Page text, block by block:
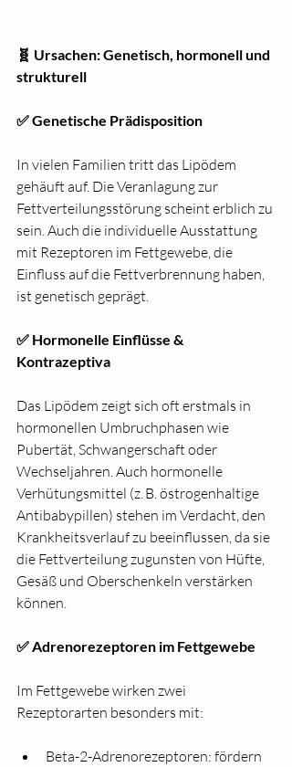
🧬 Ursachen: Genetisch, hormonell und
strukturell
✅ Genetische Prädisposition
In vielen Familien tritt das Lipödem
gehäuft auf. Die Veranlagung zur
Fettverteilungsstörung scheint erblich zu
sein. Auch die individuelle Ausstattung
mit Rezeptoren im Fettgewebe, die
Einfluss auf die Fettverbrennung haben,
ist genetisch geprägt.
✅ Hormonelle Einflüsse &
Kontrazeptiva
Das Lipödem zeigt sich oft erstmals in
hormonellen Umbruchphasen wie
Pubertät, Schwangerschaft oder
Wechseljahren. Auch hormonelle
Verhütungsmittel (z. B. östrogenhaltige
Antibabypillen) stehen im Verdacht, den
Krankheitsverlauf zu beeinflussen, da sie
die Fettverteilung zugunsten von Hüfte,
Gesäß und Oberschenkeln verstärken
können.
✅ Adrenorezeptoren im Fettgewebe
Im Fettgewebe wirken zwei
Rezeptorarten besonders mit:
Beta-2-Adrenorezeptoren: fördern